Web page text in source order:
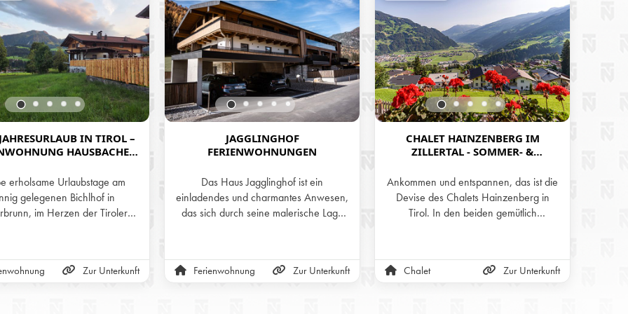
IN TIROL –
HAUSBACHER
erholsame Urlaubstage am
gelegenen Bichlhof in
im Herzen der Tiroler
bieten das ganze
den perfekten Rückzugsort –
Sommer zum Wandern und
Zur Unterkunft
JAGGLINGHOF
FERIENWOHNUNGEN
Das Haus Jagglinghof ist ein
einladendes und charmantes Anwesen,
das sich durch seine malerische Lage
Kombination aus traditionellem Flair und
modernem Komfort, was es zu einem
Ferienwohnung Zur Unterkunft
CHALET HAINZENBERG IM
ZILLERTAL - SOMMER- &
TIROLS
Ankommen und entspannen, das ist die
Devise des Chalets Hainzenberg in
Tirol. In den beiden gemütlich
Aussicht auf die Zillertaler Alpen kann
man sich nur wohlfühlen.
Chalet Zur Unterkunft